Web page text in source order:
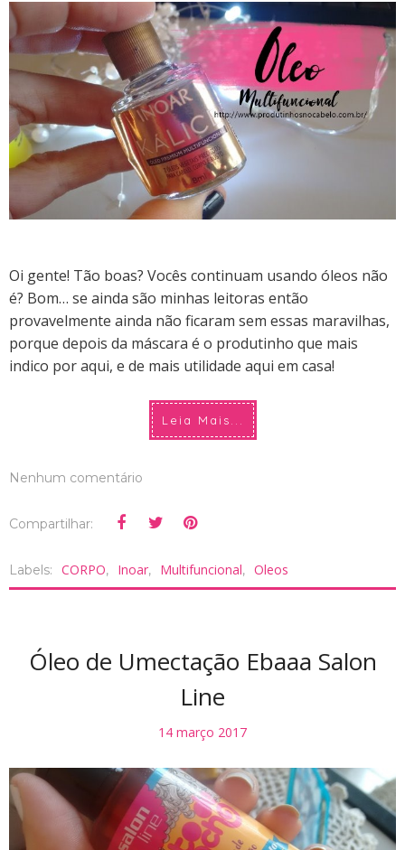
Oi gente! Tão boas? Vocês continuam usando óleos não
é? Bom… se ainda são minhas leitoras então
provavelmente ainda não ficaram sem essas maravilhas,
porque depois da máscara é o produtinho que mais
indico por aqui, e de mais utilidade aqui em casa!
Leia Mais...
Nenhum comentário
Compartilhar:
Labels: CORPO, Inoar, Multifuncional, Oleos
Óleo de Umectação Ebaaa Salon
Line
14 março 2017